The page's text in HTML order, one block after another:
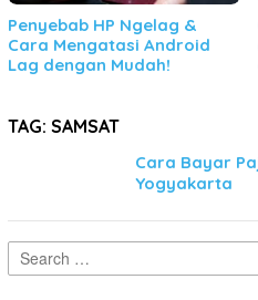
Penyebab HP Ngelag &
Cara Mengatasi Android
Lag dengan Mudah!
TAG: SAMSAT
Cara Bayar
Yogyakarta
Search
for: